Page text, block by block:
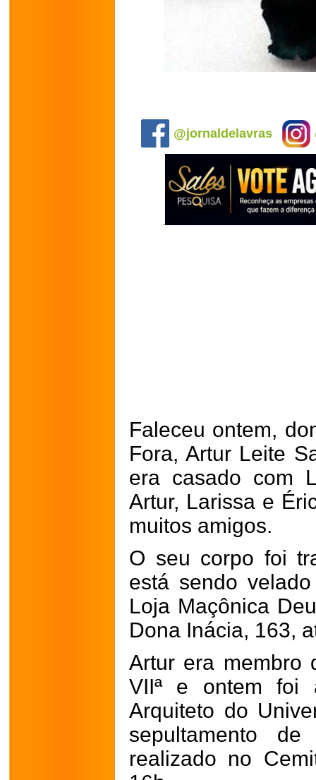
@jornaldelavras
Faleceu ontem,
Fora, Artur Leite
era casado com
Artur, Larissa e
muitos amigos.
O seu corpo foi
está sendo
Loja Maçônica
Dona Inácia, 163,
Artur era membro
VIIª e ontem foi
Arquiteto do
sepultamento
realizado no